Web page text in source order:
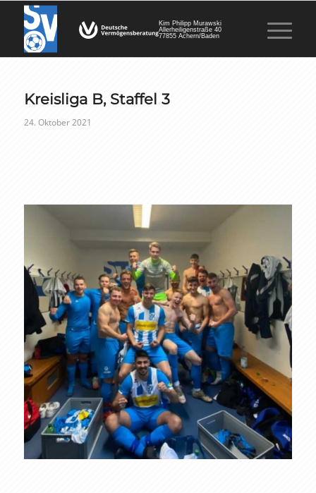
Kim Philipp Murawski
Allerheiligenstraße 40
77855 Achern/Baden
Kreisliga B, Staffel 3
24. Oktober 2021